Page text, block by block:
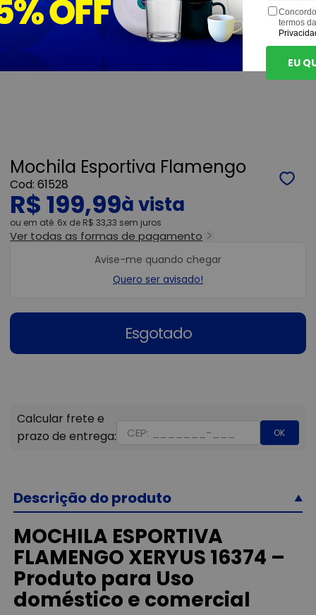
Mochila Esportiva Flamengo
61528
R$ 199,99
ou 6x de R$ 33,33 sem juros
Ver todas as formas de pagamento
Esgotado
Avise-me quando chegar
Quero ser avisado!
OK
Descrição do produto
MOCHILA ESPORTIVA
FLAMENGO XERYUS 16374 –
Produto para Uso
doméstico e comercial
termos
EU